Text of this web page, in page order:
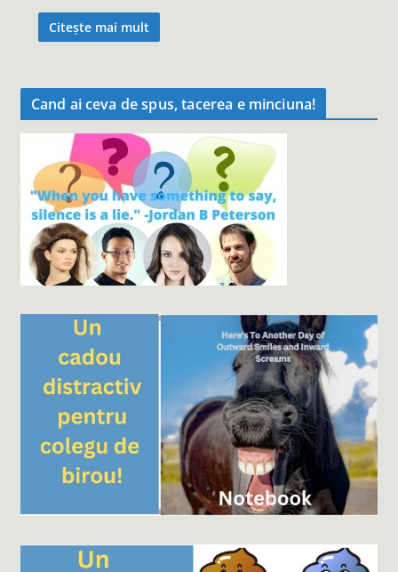
Citește mai mult
Cand ai ceva de spus, tacerea e minciuna!